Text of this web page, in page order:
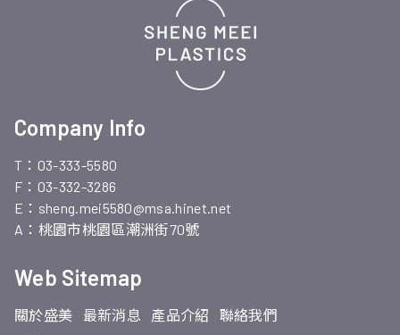
Company Info
T：03-333-5580
F：03-332-3286
E： sheng.mei5580@msa.hinet.net
A：桃園市桃園區潮洲街70號
Web Sitemap
關於盛美 最新消息 產品介紹 聯絡我們